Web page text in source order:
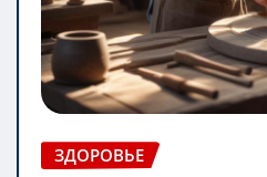
ЗДОРОВЬЕ